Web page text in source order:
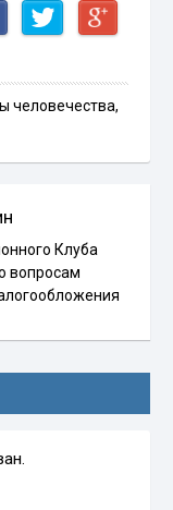
человечества,
Клуба
вопросам